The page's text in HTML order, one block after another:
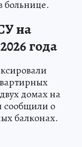
больнице.
на
года
домах на
сообщили о
балконах.